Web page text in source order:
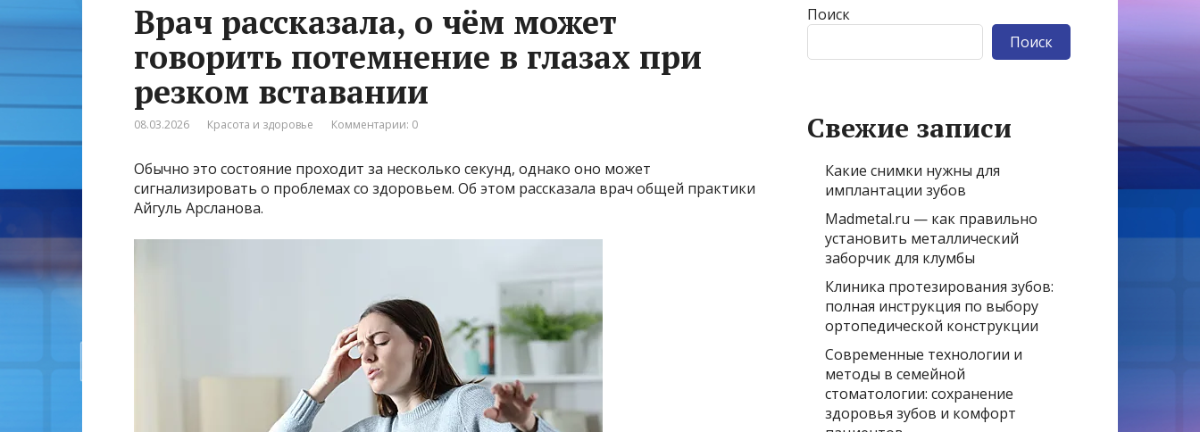
Врач рассказала, о чём может
говорить потемнение в глазах при
резком вставании
08.03.2026 Красота и здоровье Комментарии: 0
Обычно это состояние проходит за несколько секунд, однако оно может
сигнализировать о проблемах со здоровьем. Об этом рассказала врач общей практики
Айгуль Арсланова.
Поиск
Поиск
Свежие записи
Какие снимки нужны для
имплантации зубов
Madmetal.ru — как правильно
установить металлический
заборчик для клумбы
Клиника протезирования зубов:
полная инструкция по выбору
ортопедической конструкции
Современные технологии и
методы в семейной
стоматологии: сохранение
здоровья зубов и комфорт